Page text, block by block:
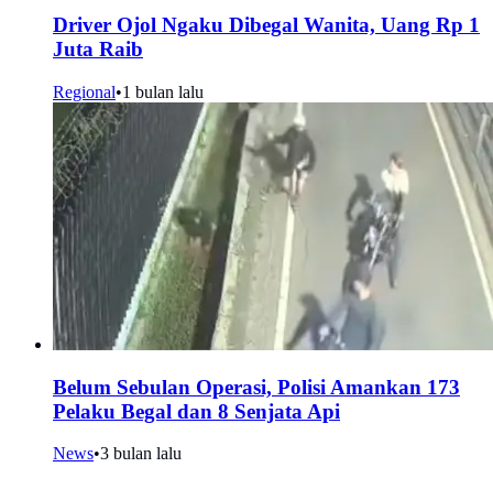
Driver Ojol Ngaku Dibegal Wanita, Uang Rp 1
Juta Raib
Regional•1 bulan lalu
Belum Sebulan Operasi, Polisi Amankan 173
Pelaku Begal dan 8 Senjata Api
News•3 bulan lalu